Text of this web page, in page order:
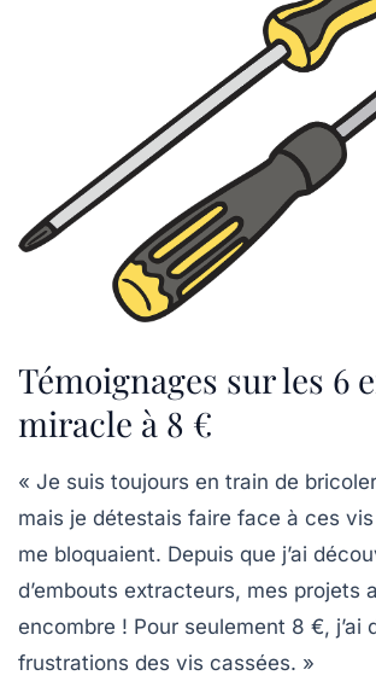
Témoignages sur les 6
miracle à 8 €
« Je suis toujours en train de
mais je détestais faire face à ces
me bloquaient. Depuis que j’ai
d’embouts extracteurs, mes projets
encombre ! Pour seulement 8 €, j’ai
frustrations des vis cassées. »